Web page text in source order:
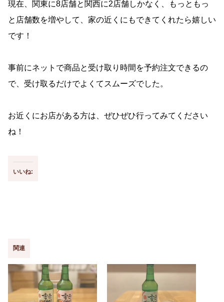
現在、関東に8店舗と関西に2店舗しかなく、もっともっ
と店舗数を増やして、家の近くにもできてくれたら嬉しい
です！
事前にネットで商品と受け取り時間を予約注文できるの
で、受け取るだけでよくてスムーズでした。
お近くにお店がある方は、ぜひぜひ行ってみてください
ね！
いいね:
関連